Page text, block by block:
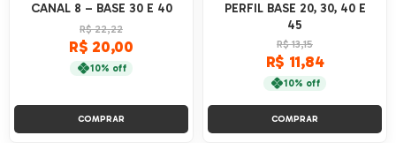
CANAL 8 – BASE 30 E 40
R$ 22,22
R$ 20,00
10% off
COMPRAR
PERFIL BASE 20, 30, 40 E
45
R$ 13,15
R$ 11,84
10% off
COMPRAR